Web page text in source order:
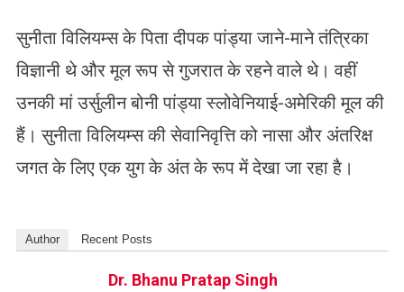
सुनीता विलियम्स के पिता दीपक पांड्या जाने-माने तंत्रिका
विज्ञानी थे और मूल रूप से गुजरात के रहने वाले थे। वहीं
उनकी मां उर्सुलीन बोनी पांड्या स्लोवेनियाई-अमेरिकी मूल की
हैं। सुनीता विलियम्स की सेवानिवृत्ति को नासा और अंतरिक्ष
जगत के लिए एक युग के अंत के रूप में देखा जा रहा है।
Author Recent Posts
Dr. Bhanu Pratap Singh